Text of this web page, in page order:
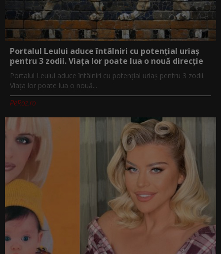
Portalul Leului aduce întâlniri cu potențial uriaș
pentru 3 zodii. Viața lor poate lua o nouă direcție
Portalul Leului aduce întâlniri cu potențial uriaș pentru 3 zodii.
Viața lor poate lua o nouă...
PeRoz.ro